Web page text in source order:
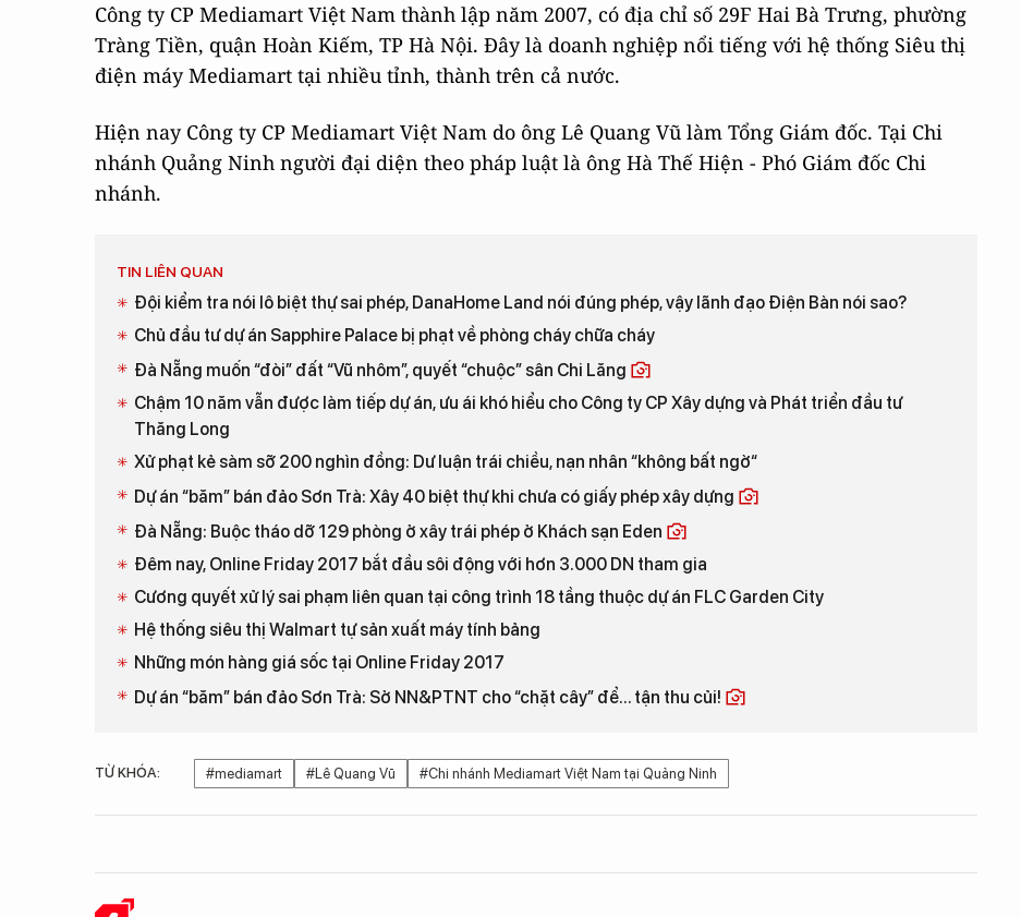
Công ty CP Mediamart Việt Nam thành lập năm 2007, có địa chỉ số 29F Hai Bà Trưng, phường
Tràng Tiền, quận Hoàn Kiếm, TP Hà Nội. Đây là doanh nghiệp nổi tiếng với hệ thống Siêu thị
điện máy Mediamart tại nhiều tỉnh, thành trên cả nước.
Hiện nay Công ty CP Mediamart Việt Nam do ông Lê Quang Vũ làm Tổng Giám đốc. Tại Chi
nhánh Quảng Ninh người đại diện theo pháp luật là ông Hà Thế Hiện - Phó Giám đốc Chi
nhánh.
TIN LIÊN QUAN
Đội kiểm tra nói lô biệt thự sai phép, DanaHome Land nói đúng phép, vậy lãnh đạo Điện Bàn nói sao?
Chủ đầu tư dự án Sapphire Palace bị phạt về phòng cháy chữa cháy
Đà Nẵng muốn “đòi” đất “Vũ nhôm”, quyết “chuộc” sân Chi Lăng
Chậm 10 năm vẫn được làm tiếp dự án, ưu ái khó hiểu cho Công ty CP Xây dựng và Phát triển đầu tư
Thăng Long
Xử phạt kẻ sàm sỡ 200 nghìn đồng: Dư luận trái chiều, nạn nhân “không bất ngờ“
Dự án “băm” bán đảo Sơn Trà: Xây 40 biệt thự khi chưa có giấy phép xây dựng
Đà Nẵng: Buộc tháo dỡ 129 phòng ở xây trái phép ở Khách sạn Eden
Đêm nay, Online Friday 2017 bắt đầu sôi động với hơn 3.000 DN tham gia
Cương quyết xử lý sai phạm liên quan tại công trình 18 tầng thuộc dự án FLC Garden City
Hệ thống siêu thị Walmart tự sản xuất máy tính bảng
Những món hàng giá sốc tại Online Friday 2017
Dự án “băm” bán đảo Sơn Trà: Sở NN&PTNT cho “chặt cây” để... tận thu củi!
TỪ KHÓA: #mediamart #Lê Quang Vũ #Chi nhánh Mediamart Việt Nam tại Quảng Ninh